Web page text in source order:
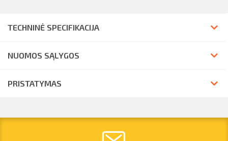
TECHNINĖ SPECIFIKACIJA
NUOMOS SĄLYGOS
PRISTATYMAS